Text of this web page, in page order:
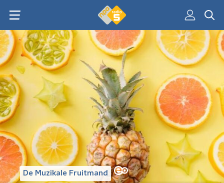
De Muzikale Fruitmand